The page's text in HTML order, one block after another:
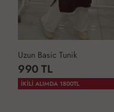
Uzun Basic Tunik
990 TL
İKİLİ ALIMDA 1800TL